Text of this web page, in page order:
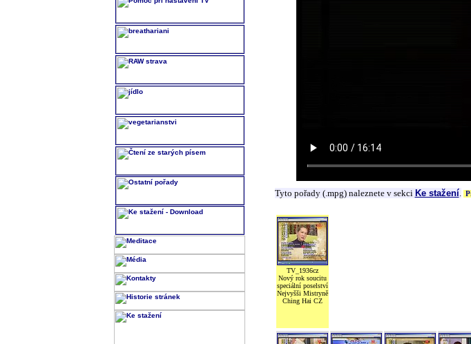
Tyto pořady (.mpg) naleznete v sekci Ke stažení.
TV_1936cz
Nový rok soucitu
speciální poselství
Nejvyšši Mistryně
Ching Hai CZ